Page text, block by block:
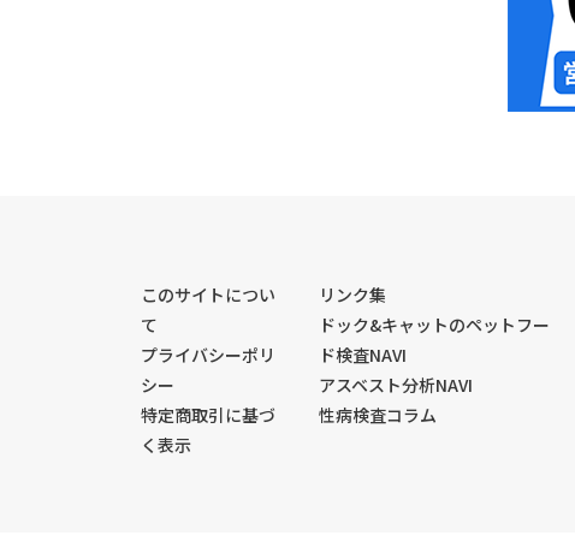
このサイトについ
て
プライバシーポリ
シー
特定商取引に基づ
く表示
リンク集
ドック&キャットのペットフー
ド検査NAVI
アスベスト分析NAVI
性病検査コラム